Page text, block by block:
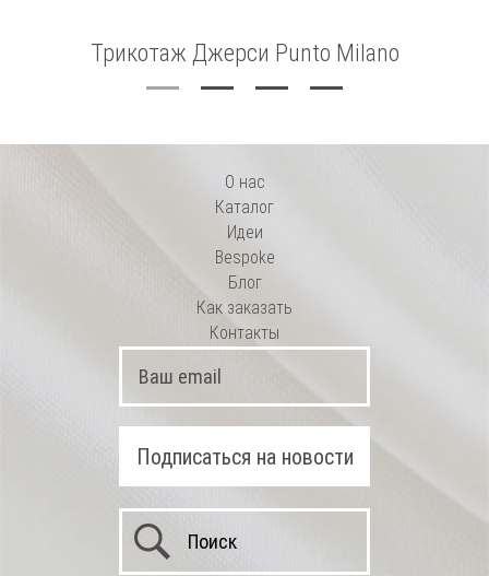
Трикотаж Джерси Punto Milano
О нас
Каталог
Идеи
Bespoke
Блог
Как заказать
Контакты